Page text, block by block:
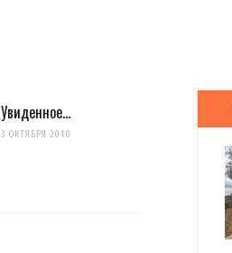
Увиденное…
3 ОКТЯБРЯ 2010